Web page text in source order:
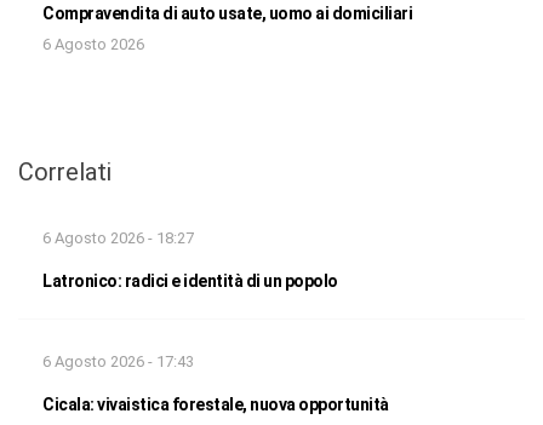
Compravendita di auto usate, uomo ai domiciliari
6 Agosto 2026
Correlati
6 Agosto 2026 - 18:27
Latronico: radici e identità di un popolo
6 Agosto 2026 - 17:43
Cicala: vivaistica forestale, nuova opportunità